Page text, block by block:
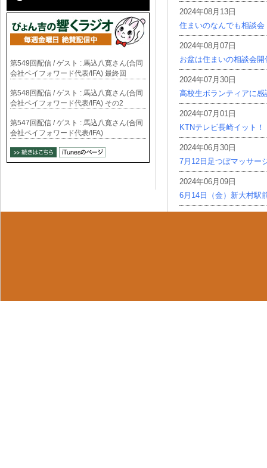
2024年08月13日
住まいのなんでも相談会
2024年08月07日
お盆は住まいの相談会開
2024年07月30日
高校生ボランティアに感
2024年07月01日
KTNテレビ長崎イット！
2024年06月30日
7月12日足つぼマッサー
2024年06月09日
6月14日（金）新大村駅
第549回配信 / ゲスト : 馬込八寛さん(合同
会社ペイフォワード代表/IFA) 最終回
第548回配信 / ゲスト : 馬込八寛さん(合同
会社ペイフォワード代表/IFA) その2
第547回配信 / ゲスト : 馬込八寛さん(合同
会社ペイフォワード代表/IFA)